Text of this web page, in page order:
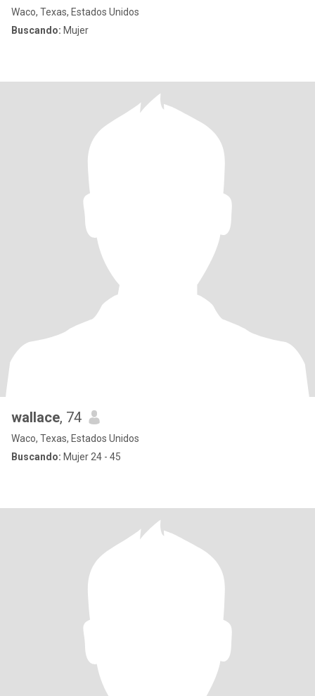
Waco, Texas, Estados Unidos
Buscando: Mujer
wallace, 74
Waco, Texas, Estados Unidos
Buscando: Mujer 24 - 45